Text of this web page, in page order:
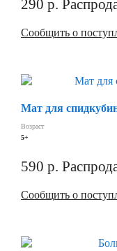
290 р.
Сообщить о
Мат для
Возраст
5+
590 р.
Сообщить о